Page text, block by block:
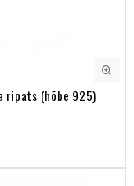
ripats (hõbe 925)